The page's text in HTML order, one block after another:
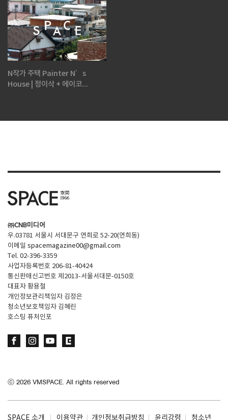
N작가 주택 Painter N’s
House | 정이삭 + 에이코...
㈜CNB미디어
우.03781 서울시 서대문구 연희로 52-20(연희동)
이메일 spacemagazine00@gmail.com
Tel. 02-396-3359
사업자등록번호 206-81-40424
통신판매신고번호 제2013-서울서대문-0150호
대표자 황용철
개인정보관리책임자 김정은
청소년보호책임자 김혜린
호스팅 퓨처인포
ⓒ 2026 VMSPACE. All rights reserved
SPACE 소개 이용약관 개인정보취급방침 윤리강령 청소년